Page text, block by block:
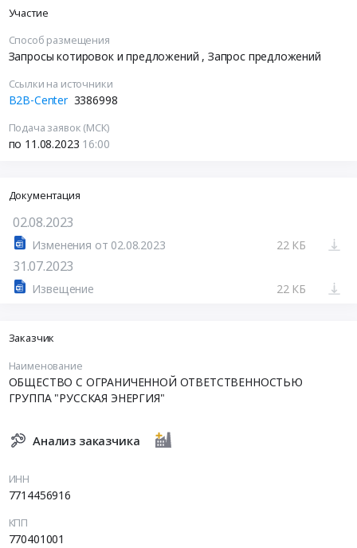
Участие
Способ размещения
Запросы котировок и предложений , Запрос предложений
Ссылки на источники
B2B-Center 3386998
Подача заявок (МСК)
по 11.08.2023 16:00
Документация
02.08.2023
Изменения от 02.08.2023 22 КБ
31.07.2023
Извещение 22 КБ
Заказчик
Наименование
ОБЩЕСТВО С ОГРАНИЧЕННОЙ ОТВЕТСТВЕННОСТЬЮ
ГРУППА "РУССКАЯ ЭНЕРГИЯ"
Анализ заказчика
ИНН
7714456916
КПП
770401001